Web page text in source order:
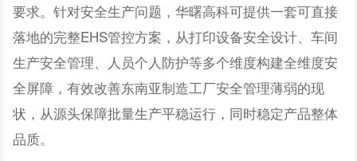
要求。针对安全生产问题，华曙高科可提供一套可直接
落地的完整EHS管控方案， 从打印设备安全设计、车间
生产安全管理、人员个人防护等多个维度构建全维度安
全屏障，有效改善东南亚制造工厂安全管理薄弱的现
状， 从源头保障批量生产平稳运行，同时稳定产品整体
品质。